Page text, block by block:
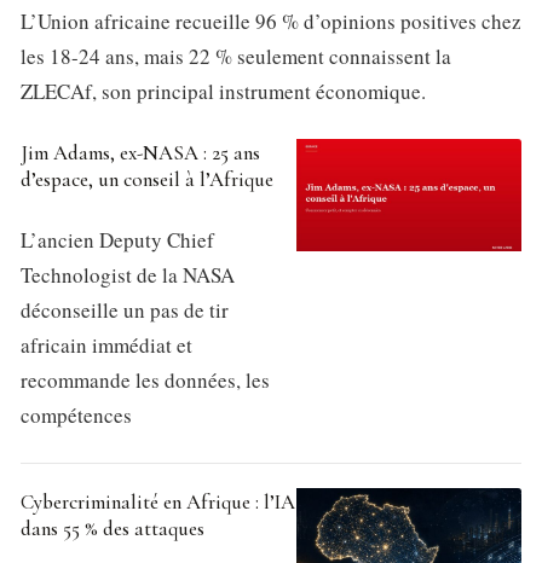
L’Union africaine recueille 96 % d’opinions positives chez
les 18-24 ans, mais 22 % seulement connaissent la
ZLECAf, son principal instrument économique.
Jim Adams, ex-NASA : 25 ans
d’espace, un conseil à l’Afrique
L’ancien Deputy Chief
Technologist de la NASA
déconseille un pas de tir
africain immédiat et
recommande les données, les
compétences
Cybercriminalité en Afrique : l’IA
dans 55 % des attaques